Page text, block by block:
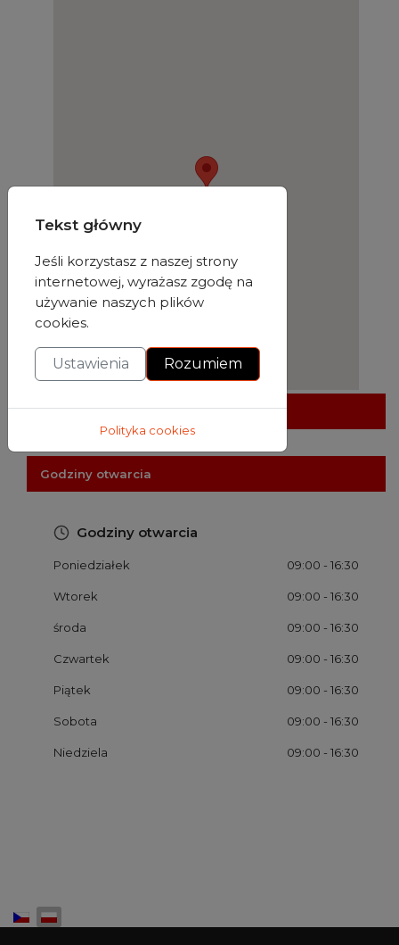
Udogodnienia
Godziny otwarcia
Godziny otwarcia
Poniedziałek 09:00 - 16:30
Wtorek 09:00 - 16:30
środa 09:00 - 16:30
Czwartek 09:00 - 16:30
Piątek 09:00 - 16:30
Sobota 09:00 - 16:30
Niedziela 09:00 - 16:30
Wybierz swój język
Tekst główny
Jeśli korzystasz z naszej strony
internetowej, wyrażasz zgodę na
używanie naszych plików
cookies.
Ustawienia Rozumiem
Polityka cookies